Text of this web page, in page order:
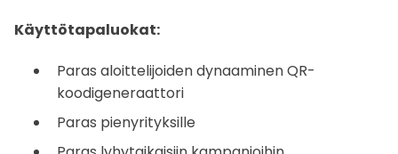
Käyttötapaluokat:
Paras aloittelijoiden dynaaminen QR-
koodigeneraattori
Paras pienyrityksille